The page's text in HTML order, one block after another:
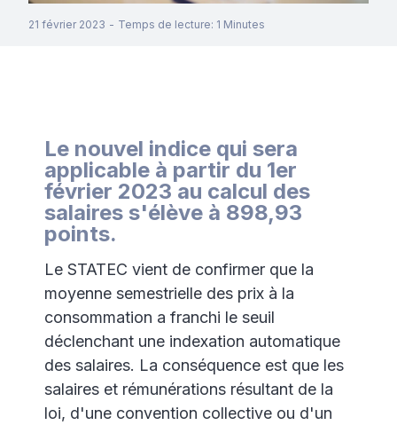
21 février 2023 - Temps de lecture: 1 Minutes
Le nouvel indice qui sera
applicable à partir du 1er
février 2023 au calcul des
salaires s'élève à 898,93
points.
Le STATEC vient de confirmer que la
moyenne semestrielle des prix à la
consommation a franchi le seuil
déclenchant une indexation automatique
des salaires. La conséquence est que les
salaires et rémunérations résultant de la
loi, d'une convention collective ou d'un